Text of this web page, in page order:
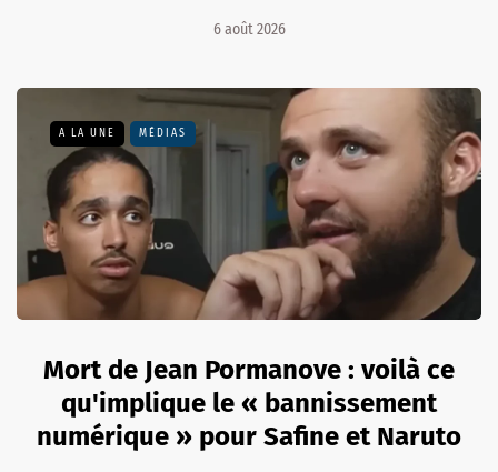
6 août 2026
A LA UNE MÉDIAS
Mort de Jean Pormanove : voilà ce
qu'implique le « bannissement
numérique » pour Safine et Naruto